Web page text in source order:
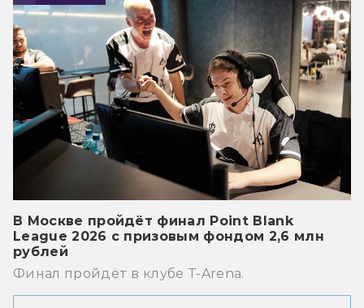
В Москве пройдёт финал Point Blank
League 2026 с призовым фондом 2,6 млн
рублей
Финал пройдёт в клубе T-Arena.